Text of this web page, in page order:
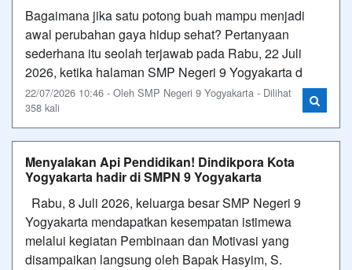
Bagaimana jika satu potong buah mampu menjadi
awal perubahan gaya hidup sehat? Pertanyaan
sederhana itu seolah terjawab pada Rabu, 22 Juli
2026, ketika halaman SMP Negeri 9 Yogyakarta d
22/07/2026 10:46 - Oleh SMP Negeri 9 Yogyakarta - Dilihat
358 kali
Menyalakan Api Pendidikan! Dindikpora Kota
Yogyakarta hadir di SMPN 9 Yogyakarta
Rabu, 8 Juli 2026, keluarga besar SMP Negeri 9
Yogyakarta mendapatkan kesempatan istimewa
melalui kegiatan Pembinaan dan Motivasi yang
disampaikan langsung oleh Bapak Hasyim, S.